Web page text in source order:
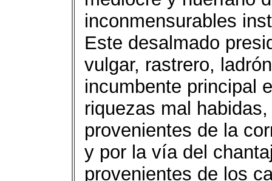
inconmensurables
Este desalmado
vulgar, rastrero,
incumbente principal
riquezas mal
provenientes de la
y por la vía del
provenientes de los